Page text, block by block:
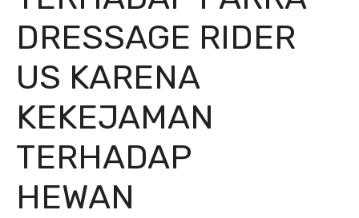
DRESSAGE RIDER
US KARENA
KEKEJAMAN
TERHADAP
HEWAN